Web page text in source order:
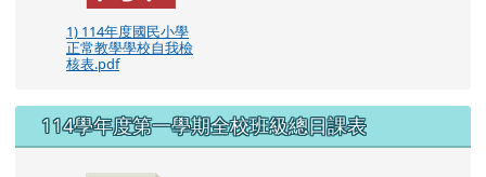
1) 114年度國民小學
正常教學學校自我檢
核表.pdf
114學年度第一學期全校班級總日課表